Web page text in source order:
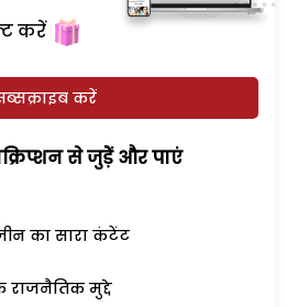
करें
करें
से जुड़ेें और पाएं
का सारा कंटेंट
राजनैतिक मुद्दे